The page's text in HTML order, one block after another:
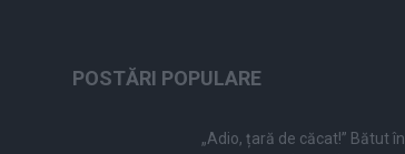
POSTĂRI POPULARE
„Adio, țară de căcat!” Bătut în